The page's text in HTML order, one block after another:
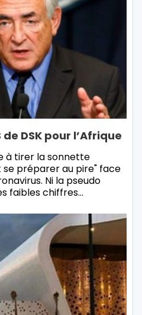
DSK pour l’Afrique
à tirer la sonnette
se préparer au pire" face
Ni la pseudo
faibles chiffres…